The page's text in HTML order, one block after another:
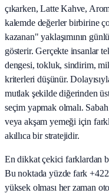
çıkarken, Latte Kahve,
kalemde değerler birbirine
kazanan" yaklaşımının
gösterir. Gerçekte insanlar
dengesi, tokluk, sindirim,
kriterleri düşünür.
mutlak şekilde diğerinden
seçim yapmak olmalı.
veya akşam yemeği için
akıllıca bir stratejidir.
En dikkat çekici farklardan
Bu noktada yüzde fark
yüksek olması her zaman